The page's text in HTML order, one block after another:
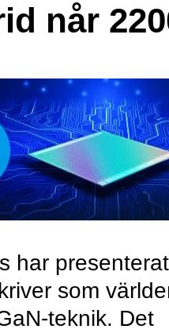
når
har presenterat
som
teknik. Det